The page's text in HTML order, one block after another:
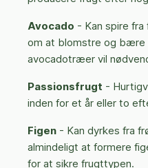
Avocado - Kan spire
om at blomstre og bære
avocadotræer vil
Passionsfrugt -
inden for et år eller to
Figen - Kan dyrkes fra
almindeligt at formere
for at sikre frugttypen.